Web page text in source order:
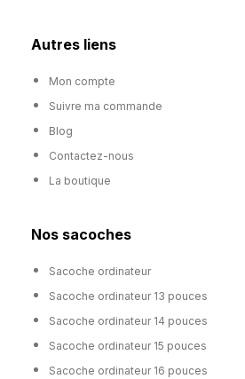
Autres liens
Mon compte
Suivre ma commande
Blog
Contactez-nous
La boutique
Nos sacoches
Sacoche ordinateur
Sacoche ordinateur 13 pouces
Sacoche ordinateur 14 pouces
Sacoche ordinateur 15 pouces
Sacoche ordinateur 16 pouces